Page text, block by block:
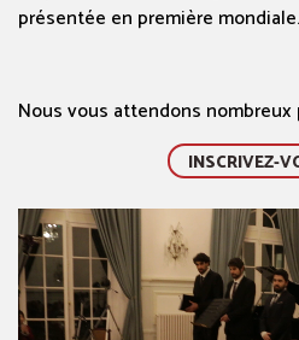
présentée en première mondiale.
Nous vous attendons
INSCRIVEZ-